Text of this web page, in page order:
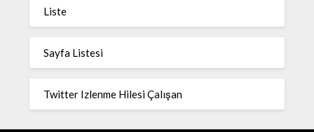
Liste
Sayfa Listesi
Twitter Izlenme Hilesi Çalışan